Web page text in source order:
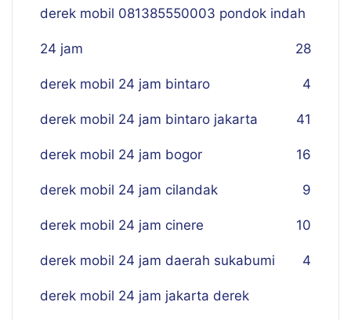
derek mobil 081385550003 pondok indah
24 jam 28
derek mobil 24 jam bintaro 4
derek mobil 24 jam bintaro jakarta 41
derek mobil 24 jam bogor 16
derek mobil 24 jam cilandak 9
derek mobil 24 jam cinere 10
derek mobil 24 jam daerah sukabumi 4
derek mobil 24 jam jakarta derek